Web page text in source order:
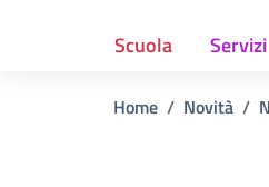
Scuola Servizi
Home Novità